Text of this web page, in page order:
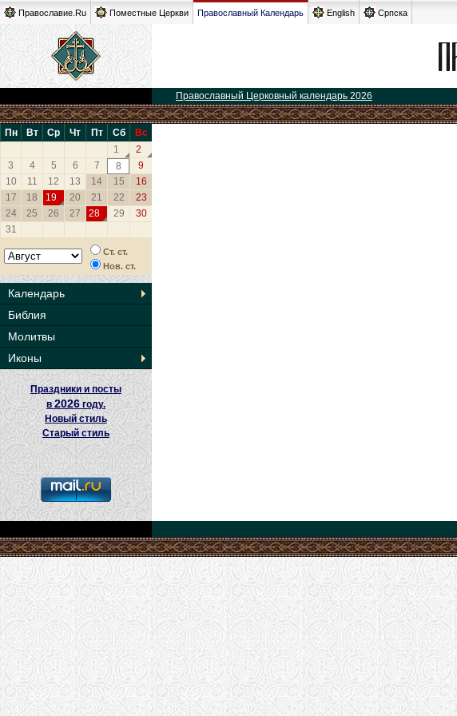
Православие.Ru Поместные Церкви Православный Календарь English Српска
Православный Церковный календарь 2026
Пн Вт Ср Чт Пт Сб
Вс
1
2
3
4 5 6 7 8
9
10
11 12 13 14 15
16
17
18 19 20 21 22
23
24
25 26 27 28 29
30
31
Ст. ст.
Нов. ст.
Календарь
Библия
Молитвы
Иконы
Праздники и посты
в2026 году.
Новый стиль
Старый стиль